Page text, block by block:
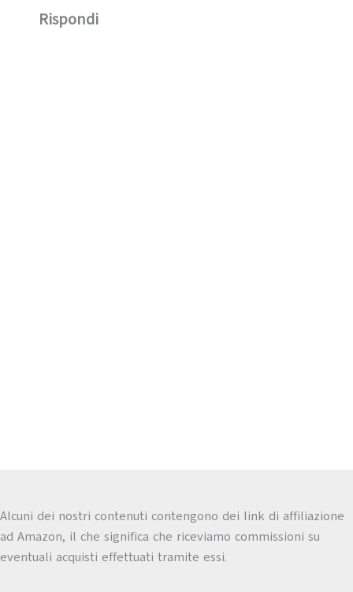
Rispondi
Alcuni dei nostri contenuti contengono dei link di affiliazione
ad Amazon, il che significa che riceviamo commissioni su
eventuali acquisti effettuati tramite essi.